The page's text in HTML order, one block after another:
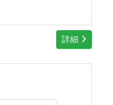
詳細